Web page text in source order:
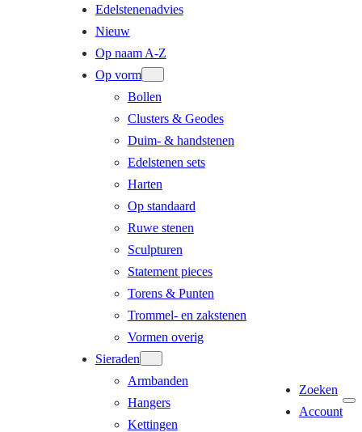
Edelstenenadvies
Nieuw
Op naam A-Z
Op vorm
Bollen
Clusters & Geodes
Duim- & handstenen
Edelstenen sets
Harten
Op standaard
Ruwe stenen
Sculpturen
Statement pieces
Torens & Punten
Trommel- en zakstenen
Vormen overig
Sieraden
Armbanden
Hangers
Kettingen
Zoeken
Account